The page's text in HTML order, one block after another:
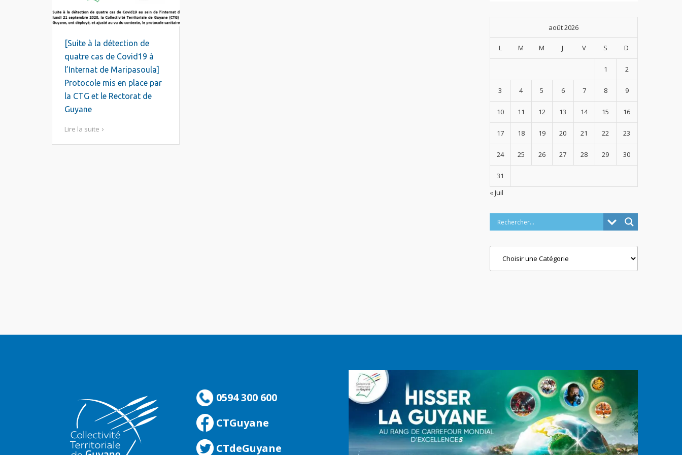
[Suite à la détection de
quatre cas de Covid19 à
l’Internat de Maripasoula]
Protocole mis en place par
la CTG et le Rectorat de
Guyane
Lire la suite
août 2026
L M M J V S D
1 2
3 4 5 6 7 8 9
10 11 12 13 14 15 16
17 18 19 20 21 22 23
24 25 26 27 28 29 30
31
« Juil
0594 300 600
CTGuyane
CTdeGuyane